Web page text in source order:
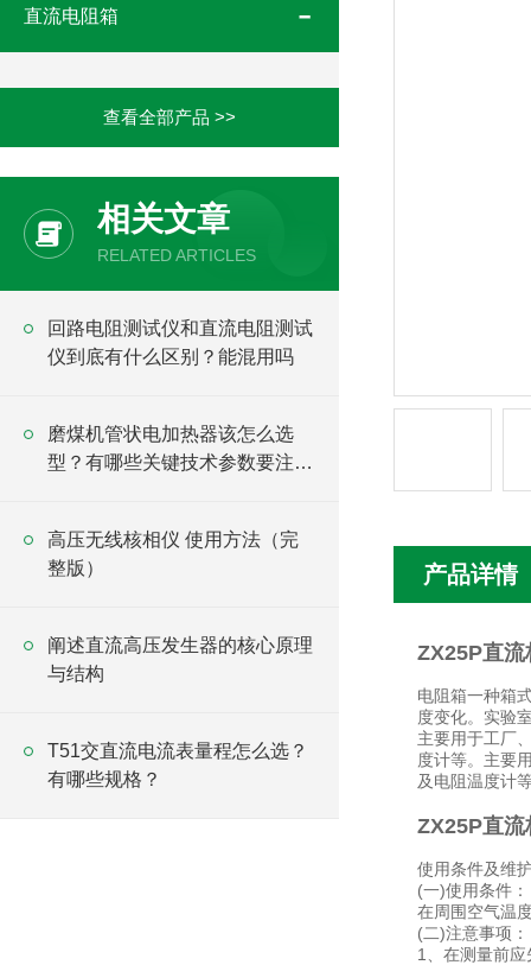
直流电阻箱
查看全部产品 >>
相关文章
RELATED ARTICLES
回路电阻测试仪和直流电阻测试
仪到底有什么区别？能混用吗
磨煤机管状电加热器该怎么选
型？有哪些关键技术参数要注
高压无线核相仪 使用方法（完
整版）
阐述直流高压发生器的核心原理
与结构
T51交直流电流表量程怎么选？
有哪些规格？
产品详情
ZX25P直
电阻箱一种箱
度变化。实验
主要用于工厂
度计等。主要
及电阻温度计
ZX25P直
使用条件及维
(一)使用条件：
在周围空气温
(二)注意事项：
1、在测量前